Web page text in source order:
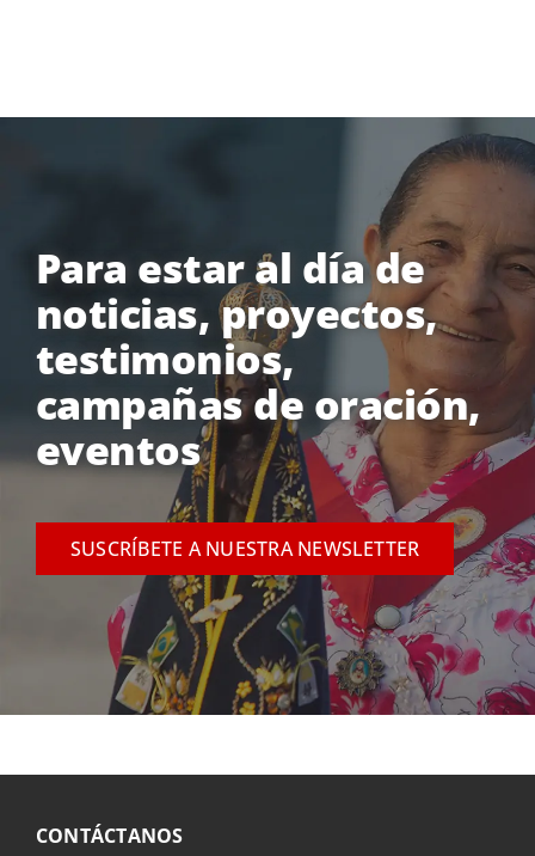
Para estar al día de
noticias, proyectos,
testimonios,
campañas de oración,
eventos
SUSCRÍBETE A NUESTRA NEWSLETTER
CONTÁCTANOS